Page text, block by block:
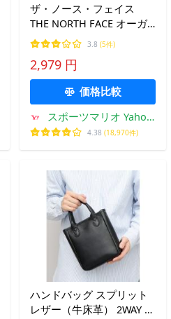
ザ・ノース・フェイス
THE NORTH FACE オーガ
ニックコットンミュゼット
オールシーズン 通学 バッ
グ ショルダーバッグ 綿
100% サステナブル
NM82387
3.8 (5件)
2,979 円
価格比較
スポーツマリオ Yahoo!
店
4.38 (18,970件)
ハンドバッグ スプリット
レザー（牛床革） 2WAY ハ